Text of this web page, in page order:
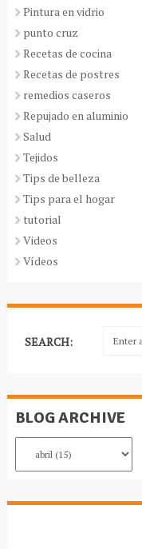
Pintura en vidrio
punto cruz
Recetas de cocina
Recetas de postres
remedios caseros
Repujado en aluminio
Salud
Tejidos
Tips de belleza
Tips para el hogar
tutorial
Videos
Vídeos
SEARCH:
BLOG ARCHIVE